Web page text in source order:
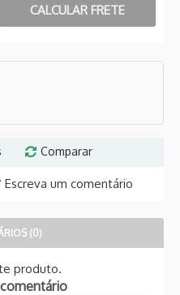
Comparar
Escreva um comentário
(0)
produto.